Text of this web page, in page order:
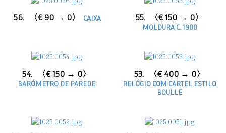
56. 〈€ 90 → 0〉 CAIXA 55. 〈€ 150 → 0〉
MOLDURA C. 1900
54. 〈€ 150 → 0〉
BARÓMETRO DE PAREDE
53. 〈€ 400 → 0〉
RELÓGIO COM CARTEL ESTILO
BOULLE